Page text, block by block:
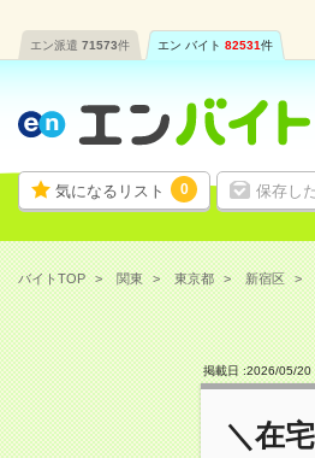
エン派遣 71573件 エン バイト 82531件
気になるリスト 0 保存し
バイトTOP 関東 東京都 新宿区
掲載日 :2026/05/20
＼在